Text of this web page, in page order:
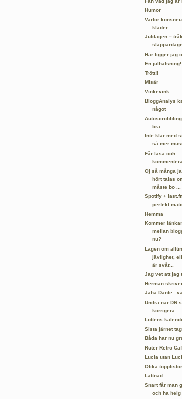
Humor
Varför
kläder
Juldagen =
Här ligger jag
En julhälsning!
Trött!!
Misär
Vinkevink
BloggAnalys
något
bra
Inte klar med
så mer
Får läsa och
Oj så många
hört talas
måste bo ...
Spotify +
perfekt
Hemma
Kommer
mellan
nu?
Lagen om
jävlighet,
är svår...
Jag vet att jag
Herman
Jaha Dante
Undra när DN
korrigera
Lottens
Sista järnet
Båda har nu
Ruter Retro
Lucia utan
Olika topplistor
Lättnad
Snart får man
och ha helg